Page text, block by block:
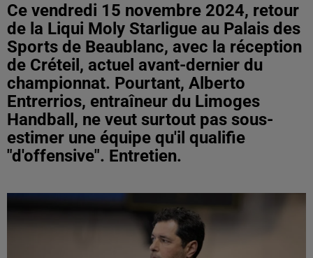
Ce vendredi 15 novembre 2024, retour
de la Liqui Moly Starligue au Palais des
Sports de Beaublanc, avec la réception
de Créteil, actuel avant-dernier du
championnat. Pourtant, Alberto
Entrerrios, entraîneur du Limoges
Handball, ne veut surtout pas sous-
estimer une équipe qu'il qualifie
"d'offensive". Entretien.